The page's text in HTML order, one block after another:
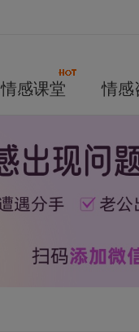
情感课堂 情感